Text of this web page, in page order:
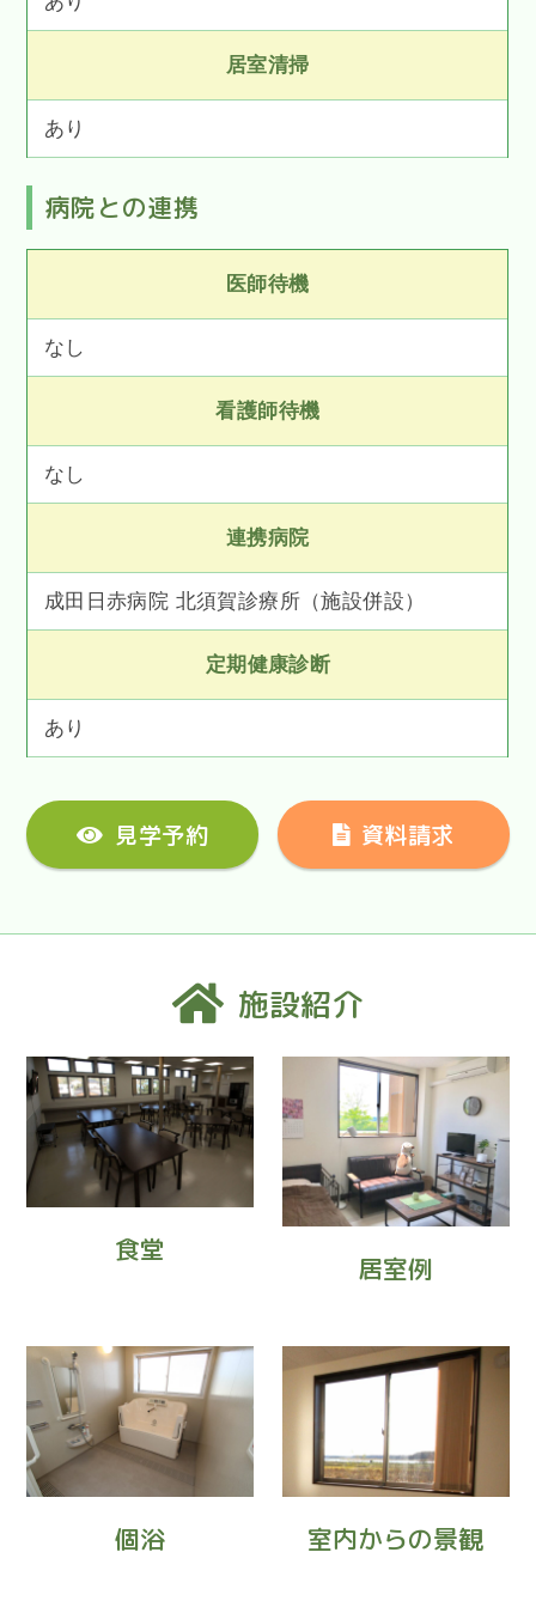
居室清掃
あり
病院との連携
医師待機
なし
看護師待機
なし
連携病院
成田日赤病院 北須賀診療所（施設併設）
定期健康診断
あり
見学予約 資料請求
施設紹介
食堂
居室例
個浴 室内からの景観